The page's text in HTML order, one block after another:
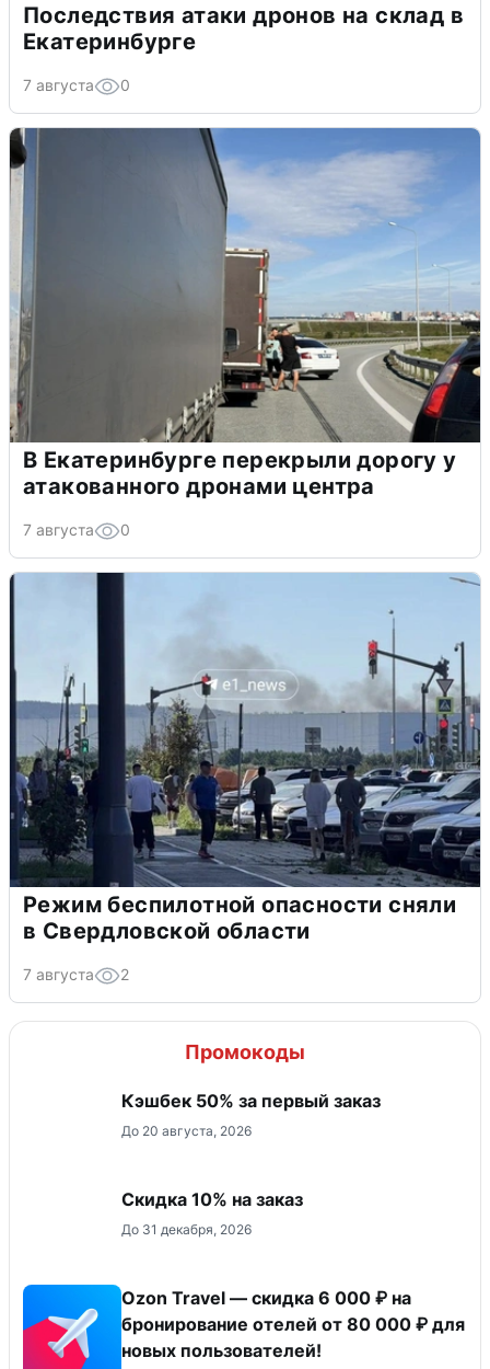
Последствия атаки дронов на склад в
Екатеринбурге
7 августа 0
В Екатеринбурге перекрыли дорогу у
атакованного дронами центра
7 августа 0
Режим беспилотной опасности сняли
в Свердловской области
7 августа 2
Промокоды
Кэшбек 50% за первый заказ
До 20 августа, 2026
Скидка 10% на заказ
До 31 декабря, 2026
Ozon Travel — скидка 6 000 ₽ на
бронирование отелей от 80 000 ₽ для
новых пользователей!